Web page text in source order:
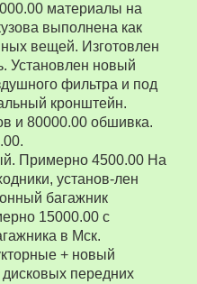
материалы на
выполнена как
вещей. Изготовлен
Установлен новый
фильтра и под
кронштейн.
и 80000.00 обшивка.
Примерно 4500.00 На
установ-лен
багажник
15000.00 с
в Мск.
+ новый
передних